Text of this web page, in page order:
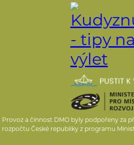
Provoz a činnost DMO byly podpořeny za
rozpočtu České republiky z programu